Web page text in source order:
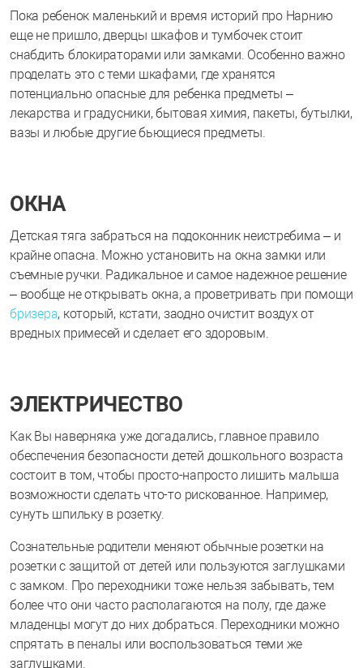
Пока ребенок маленький и время историй про Нарнию
еще не пришло, дверцы шкафов и тумбочек стоит
снабдить блокираторами или замками. Особенно важно
проделать это с теми шкафами, где хранятся
потенциально опасные для ребенка предметы –
лекарства и градусники, бытовая химия, пакеты, бутылки,
вазы и любые другие бьющиеся предметы.
ОКНА
Детская тяга забраться на подоконник неистребима – и
крайне опасна. Можно установить на окна замки или
съемные ручки. Радикальное и самое надежное решение
– вообще не открывать окна, а проветривать при помощи
бризера, который, кстати, заодно очистит воздух от
вредных примесей и сделает его здоровым.
ЭЛЕКТРИЧЕСТВО
Как Вы наверняка уже догадались, главное правило
обеспечения безопасности детей дошкольного возраста
состоит в том, чтобы просто-напросто лишить малыша
возможности сделать что-то рискованное. Например,
сунуть шпильку в розетку.
Сознательные родители меняют обычные розетки на
розетки с защитой от детей или пользуются заглушками
с замком. Про переходники тоже нельзя забывать, тем
более что они часто располагаются на полу, где даже
младенцы могут до них добраться. Переходники можно
спрятать в пеналы или воспользоваться теми же
заглушками.